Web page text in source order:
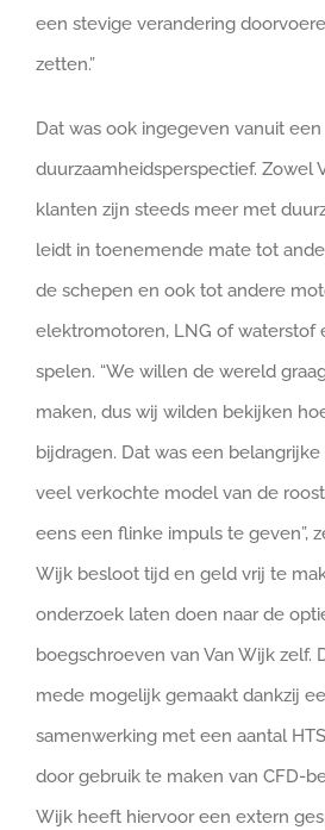
een stevige verandering
zetten.”
Dat was ook ingegeven vanuit een
duurzaamheidsperspectief. Zowel
klanten zijn steeds meer met
leidt in toenemende mate tot
de schepen en ook tot andere
elektromotoren, LNG of waterstof
spelen. “We willen de wereld
maken, dus wij wilden bekijken
bijdragen. Dat was een
veel verkochte model van de
eens een flinke impuls te geven”,
Wijk besloot tijd en geld vrij te
onderzoek laten doen naar de
boegschroeven van Van Wijk zelf.
mede mogelijk gemaakt dankzij
samenwerking met een aantal
door gebruik te maken van CFD-
Wijk heeft hiervoor een extern